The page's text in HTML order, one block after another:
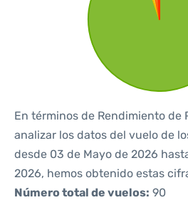
En términos de Rendimiento de
analizar los datos del vuelo de
desde 03 de Mayo de 2026
2026, hemos obtenido estas
Número total de vuelos: 90